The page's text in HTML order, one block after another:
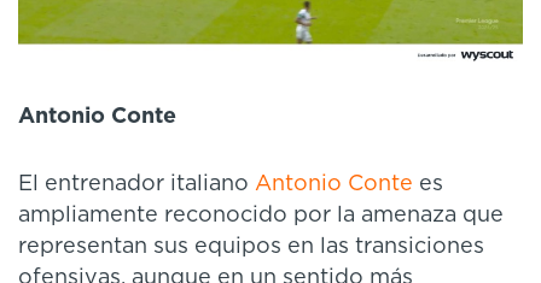
Antonio Conte
El entrenador italiano Antonio Conte es
ampliamente reconocido por la amenaza que
representan sus equipos en las transiciones
ofensivas, aunque en un sentido más